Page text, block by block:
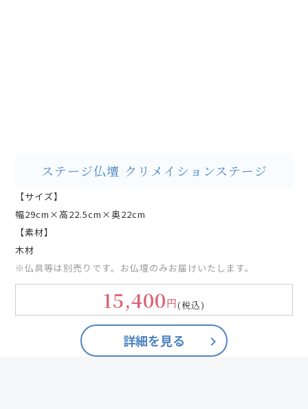
ステージ仏壇 クリメイションステージ
【サイズ】
幅29cm×高22.5cm×奥22cm
【素材】
木材
※仏具等は別売りです。お仏壇のみお届けいたします。
15,400円(税込)
詳細を見る keyboard_arrow_right